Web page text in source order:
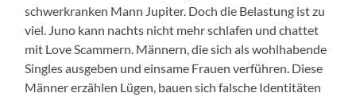
schwerkranken Mann Jupiter. Doch die Belastung ist zu
viel. Juno kann nachts nicht mehr schlafen und chattet
mit Love Scammern. Männern, die sich als wohlhabende
Singles ausgeben und einsame Frauen verführen. Diese
Männer erzählen Lügen, bauen sich falsche Identitäten